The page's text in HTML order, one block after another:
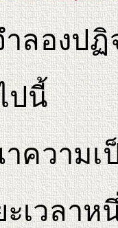
งปฏิจ
ปนี้
วามเ
เวลาห